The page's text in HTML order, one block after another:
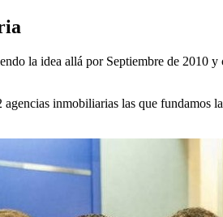
la idea allá por Septiembre de 2010
inmobiliarias las que fundamos